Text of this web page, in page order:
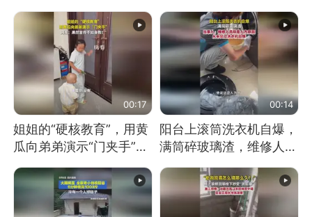
没有
大桥这一幕，太震撼了！
00:17
姐姐的“硬核教育”，用黄
瓜向弟弟演示“门夹手”，
网友：果然言传不如身
教！
00:14
阳台上滚筒洗衣机自爆，
满筒碎玻璃渣，维修人员
称是人为原因，从未见过
洗衣机自爆